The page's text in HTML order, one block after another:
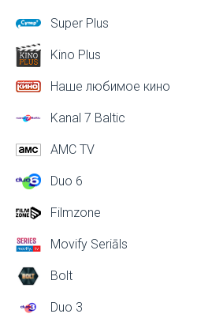
Super Plus
Kino Plus
Наше любимое кино
Kanal 7 Baltic
AMC TV
Duo 6
Filmzone
Movify Seriāls
Bolt
Duo 3